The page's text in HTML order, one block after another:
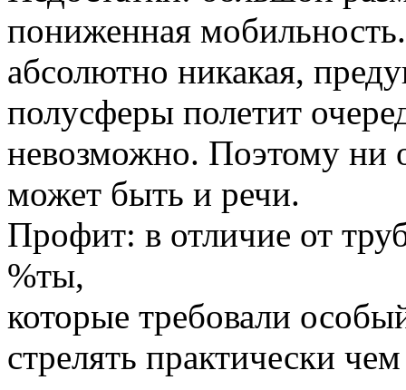
пониженная
абсолютно никакая,
полусферы полетит
невозможно. Поэтому ни
может быть и речи.
Профит: в отличие от
%ты,
которые требовали
стрелять практически